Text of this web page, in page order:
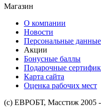
Магазин
О компании
Новости
Персональные данные
Акции
Бонусные баллы
Подарочные
Карта сайта
Оценка рабочих мест
(с) ЕВРОБТ, Масстиж 2005